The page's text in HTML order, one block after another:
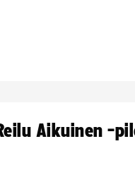
Aikuinen -